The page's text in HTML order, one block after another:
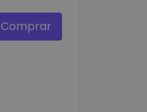
Comprar